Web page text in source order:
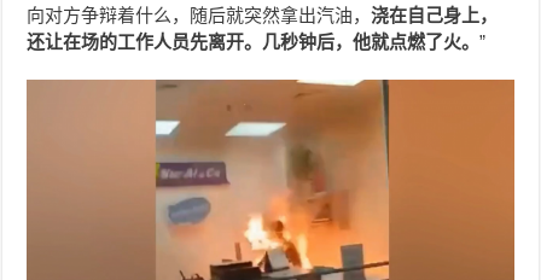
向对方争辩着什么，随后就突然拿出汽油，浇在自己身上，
还让在场的工作人员先离开。几秒钟后，他就点燃了火。”